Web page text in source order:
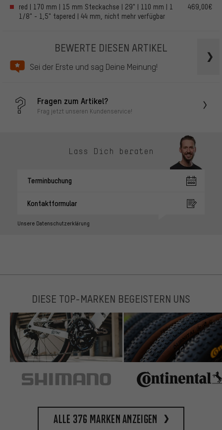
red | 170 mm | 15 mm Steckachse | 29" | 110 mm | 1
1/8" - 1,5" tapered | 44 mm, nicht mehr verfügbar
469,00€
BEWERTE DIESEN ARTIKEL
Sei der Erste und sag Deine Meinung!
Fragen zum Artikel?
Frag jetzt unseren Kundenservice!
Lass Dich beraten
Terminbuchung
Kontaktformular
Unsere Datenschutzerklärung
DIESE TOP-MARKEN BEGEISTERN UNS
Alle 376 Marken anzeigen